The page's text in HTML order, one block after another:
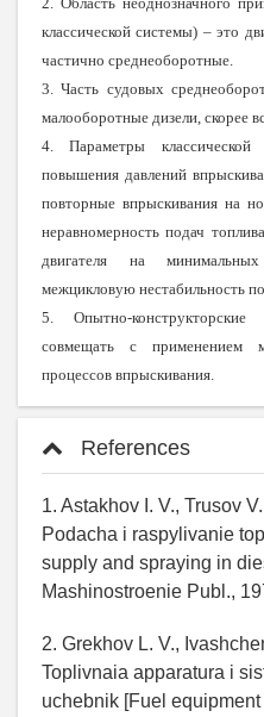
классической системы) – это
частично среднеоборотные.
3. Часть судовых
малооборотные дизели, скорее
4. Параметры
повышения давлений
повторные впрыскивания на
неравномерность подач
двигателя на
межцикловую нестабильность
5. Опытно-
совмещать с применением
процессов впрыскивания.
References
1. Astakhov I. V., Trusov
Podacha i raspylivanie
supply and spraying in
Mashinostroenie Publ.,
2. Grekhov L. V.,
Toplivnaia apparatura i
uchebnik [Fuel